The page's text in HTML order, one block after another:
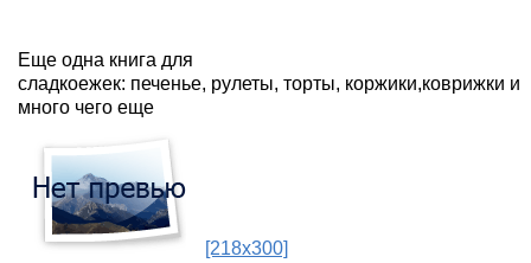
Еще одна книга для
сладкоежек: печенье, рулеты, торты, коржики,коврижки и
много чего еще
[218x300]